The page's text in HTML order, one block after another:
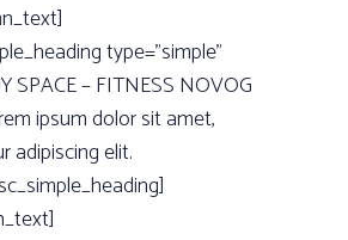
type=”simple”
SPACE – FITNESS NOVOG
ipsum dolor sit amet,
adipiscing elit.